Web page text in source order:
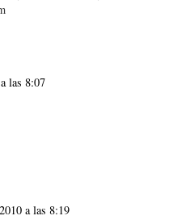
las 8:07
a las 8:19